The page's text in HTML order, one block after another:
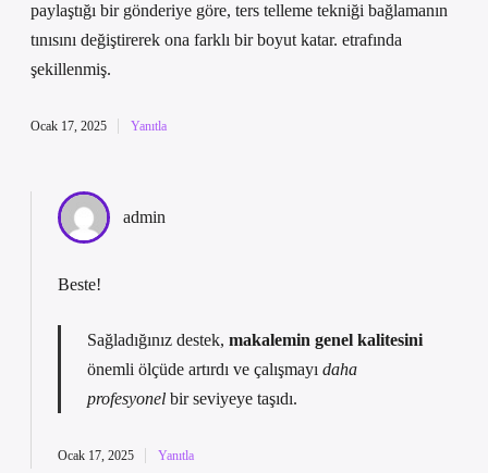
paylaştığı bir gönderiye göre, ters telleme tekniği bağlamanın
tınısını değiştirerek ona farklı bir boyut katar. etrafında
şekillenmiş.
Ocak 17, 2025 Yanıtla
admin
Beste!
Sağladığınız destek, makalemin genel kalitesini
önemli ölçüde artırdı ve çalışmayı daha
profesyonel bir seviyeye taşıdı.
Ocak 17, 2025 Yanıtla